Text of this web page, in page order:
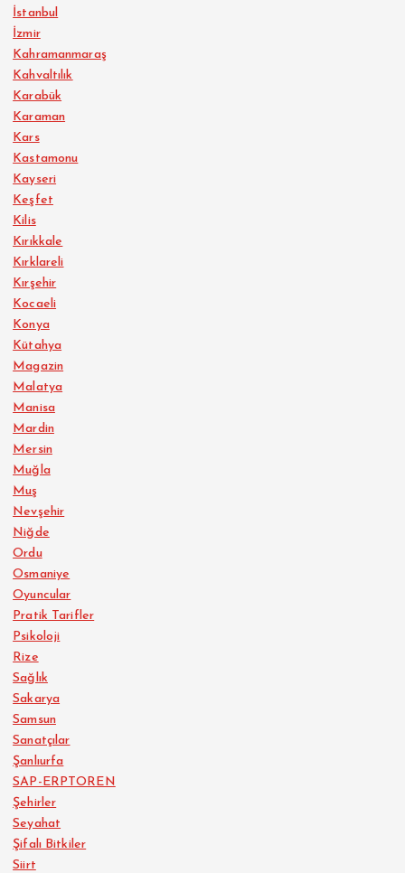
İstanbul
İzmir
Kahramanmaraş
Kahvaltılık
Karabük
Karaman
Kars
Kastamonu
Kayseri
Keşfet
Kilis
Kırıkkale
Kırklareli
Kırşehir
Kocaeli
Konya
Kütahya
Magazin
Malatya
Manisa
Mardin
Mersin
Muğla
Muş
Nevşehir
Niğde
Ordu
Osmaniye
Oyuncular
Pratik Tarifler
Psikoloji
Rize
Sağlık
Sakarya
Samsun
Sanatçılar
Şanlıurfa
SAP-ERPTOREN
Şehirler
Seyahat
Şifalı Bitkiler
Siirt